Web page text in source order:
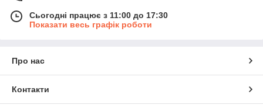
Сьогодні працює з 11:00 до 17:30
Показати весь графік роботи
Про нас
Контакти